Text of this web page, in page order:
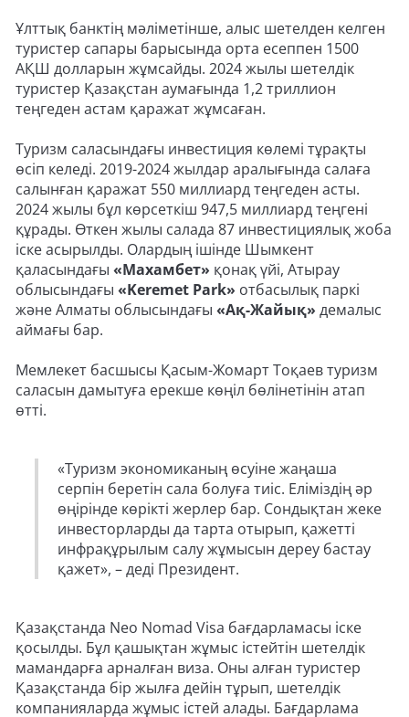
Ұлттық банктің мәліметінше, алыс шетелден келген
туристер сапары барысында орта есеппен 1500
АҚШ долларын жұмсайды. 2024 жылы шетелдік
туристер Қазақстан аумағында 1,2 триллион
теңгеден астам қаражат жұмсаған.
Туризм саласындағы инвестиция көлемі тұрақты
өсіп келеді. 2019-2024 жылдар аралығында салаға
салынған қаражат 550 миллиард теңгеден асты.
2024 жылы бұл көрсеткіш 947,5 миллиард теңгені
құрады. Өткен жылы салада 87 инвестициялық жоба
іске асырылды. Олардың ішінде Шымкент
қаласындағы «Махамбет» қонақ үйі, Атырау
облысындағы «Keremet Park» отбасылық паркі
және Алматы облысындағы «Ақ-Жайық» демалыс
аймағы бар.
Мемлекет басшысы Қасым-Жомарт Тоқаев туризм
саласын дамытуға ерекше көңіл бөлінетінін атап
өтті.
«Туризм экономиканың өсуіне жаңаша
серпін беретін сала болуға тиіс. Еліміздің әр
өңірінде көрікті жерлер бар. Сондықтан жеке
инвесторларды да тарта отырып, қажетті
инфрақұрылым салу жұмысын дереу бастау
қажет», – деді Президент.
Қазақстанда Neo Nomad Visa бағдарламасы іске
қосылды. Бұл қашықтан жұмыс істейтін шетелдік
мамандарға арналған виза. Оны алған туристер
Қазақстанда бір жылға дейін тұрып, шетелдік
компанияларда жұмыс істей алады. Бағдарлама